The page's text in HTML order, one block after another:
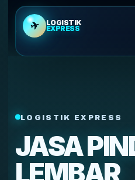
✈ LOGISTIK
EXPRESS
LOGISTIK EXPRESS
JASA
LEMBAR